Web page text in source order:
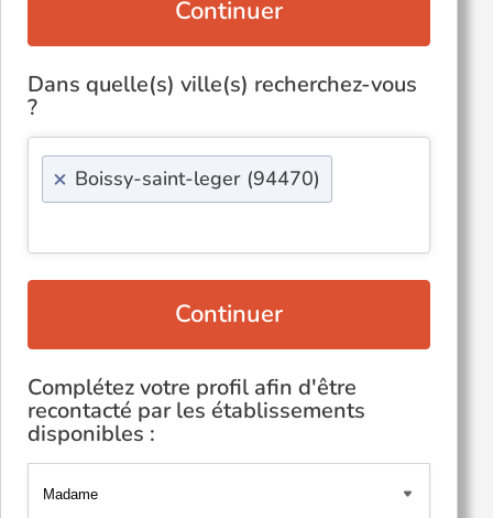
Continuer
Dans quelle(s) ville(s) recherchez-vous
?
× Boissy-saint-leger (94470)
Continuer
Complétez votre profil afin d'être
recontacté par les établissements
disponibles :